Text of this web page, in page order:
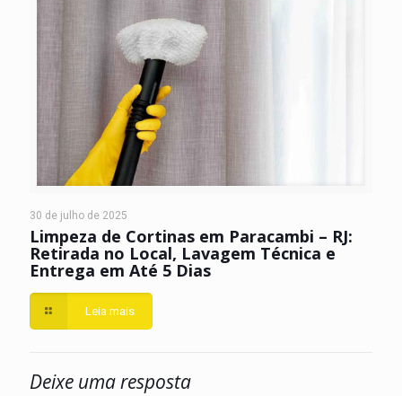
30 de julho de 2025
Limpeza de Cortinas em Paracambi – RJ:
Retirada no Local, Lavagem Técnica e
Entrega em Até 5 Dias
Leia mais
Deixe uma resposta